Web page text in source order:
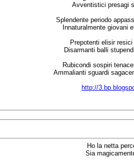
Avventistici presagi
Splendente periodo
Innaturalmente giovani
Prepotenti elisir
Disarmanti balli
Rubicondi sospiri
Ammalianti sguardi
http://
Ho la netta
Sia